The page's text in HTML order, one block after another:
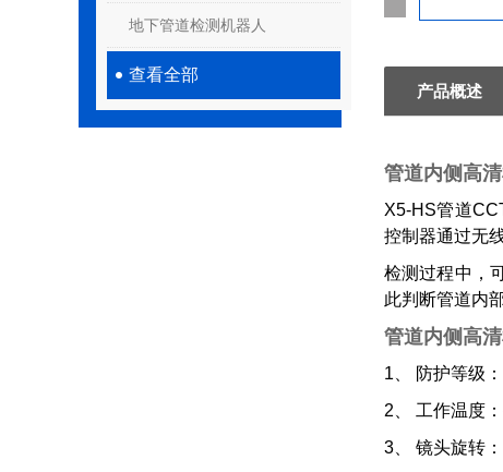
地下管道检测机器人
查看全部
产品概述
管道内侧高
X5-HS管道
控制器通过无
检测过程中，
此判断管道内
管道内侧高
1 、 防护等级
2 、 工作温度
3 、 镜头旋转